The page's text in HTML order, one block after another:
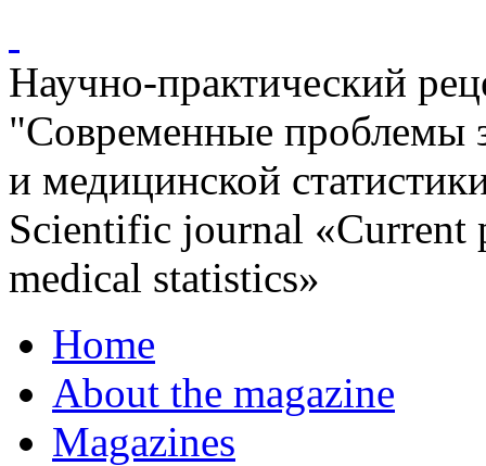
Научно-практический
"Современные проблемы
и медицинской
Scientific journal «Current
medical statistics»
Home
About the magazine
Magazines